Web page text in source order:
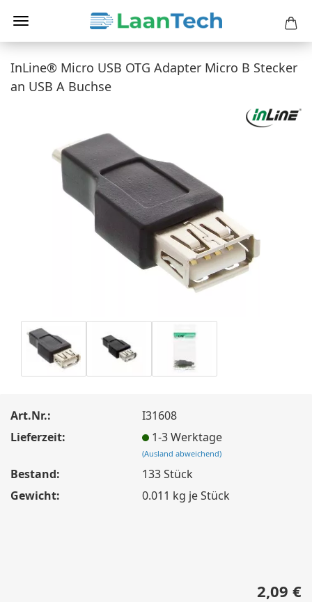
InLine® Micro USB OTG Adapter Micro B Stecker
an USB A Buchse
Art.Nr.:
I31608
Lieferzeit:
1-3 Werktage
(Ausland abweichend)
Bestand: 133Stück
Gewicht:
0.011 kg je Stück
2,09 €